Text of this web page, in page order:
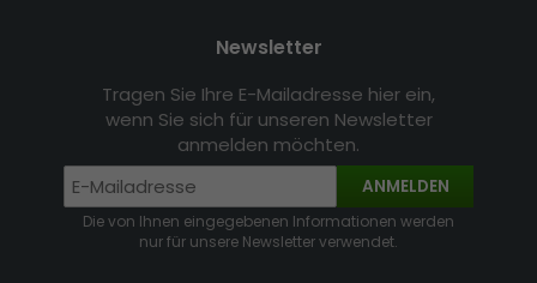
Newsletter
Tragen Sie Ihre E-Mailadresse hier ein,
wenn Sie sich für unseren Newsletter
anmelden möchten.
ANMELDEN
Die von Ihnen eingegebenen Informationen werden
nur für unsere Newsletter verwendet.